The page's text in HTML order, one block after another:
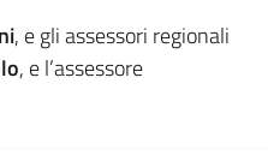
, e gli assessori regionali
, e l’assessore